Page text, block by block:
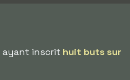
ayant inscrit huit buts sur